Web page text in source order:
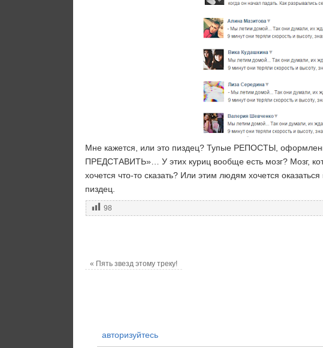
Мне кажется, или это пиздец? Тупые РЕПОСТЫ,
ПРЕДСТАВИТЬ»… У этих куриц вообще есть мозг? Мозг,
хочется что-то сказать? Или этим людям хочется
пиздец.
98
« Пять звезд этому треку!
авторизуйтесь